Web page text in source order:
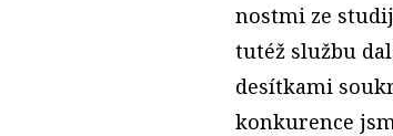
nostmi ze
tutéž službu
desítkami
konkurence